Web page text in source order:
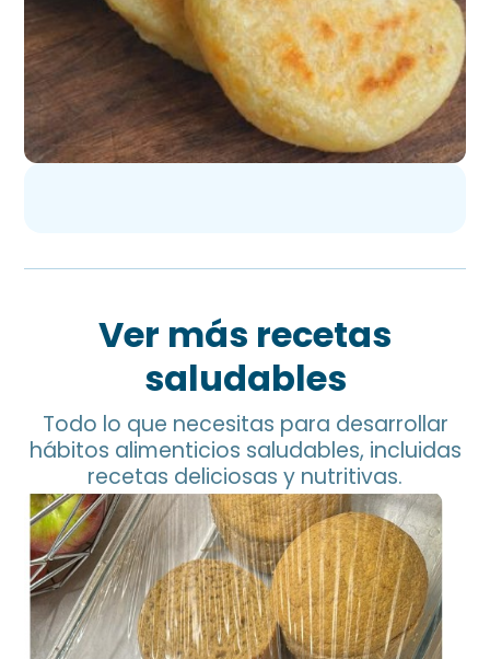
Ver más recetas
saludables
Todo lo que necesitas para desarrollar
hábitos alimenticios saludables, incluidas
recetas deliciosas y nutritivas.
Pan de Garbanzo